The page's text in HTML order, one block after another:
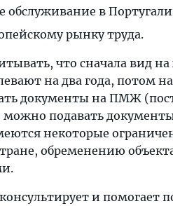
обслуживание в
рынку труда.
что сначала вид на
на два года, потом
документы на ПМЖ
подавать
некоторые
обременению
и помогает